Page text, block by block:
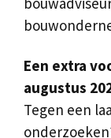
Een extra
augustus
Tegen een